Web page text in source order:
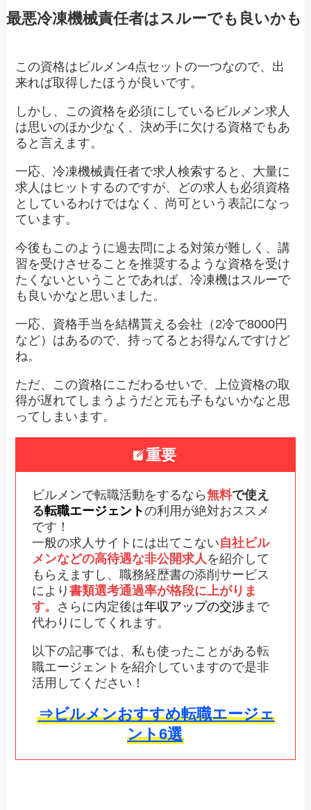
最悪冷凍機械責任者はスルーでも良いかも
この資格はビルメン4点セットの一つなので、出
来れば取得したほうが良いです。
しかし、この資格を必須にしているビルメン求人
は思いのほか少なく、決め手に欠ける資格でもあ
ると言えます。
一応、冷凍機械責任者で求人検索すると、大量に
求人はヒットするのですが、どの求人も必須資格
としているわけではなく、尚可という表記になっ
ています。
今後もこのように過去問による対策が難しく、講
習を受けさせることを推奨するような資格を受け
たくないということであれば、冷凍機はスルーで
も良いかなと思いました。
一応、資格手当を結構貰える会社（2冷で8000円
など）はあるので、持ってるとお得なんですけど
ね。
ただ、この資格にこだわるせいで、上位資格の取
得が遅れてしまうようだと元も子もないかなと思
ってしまいます。
重要
ビルメンで転職活動をするなら無料で使え
る転職エージェントの利用が絶対おススメ
です！
一般の求人サイトには出てこない自社ビル
メンなどの高待遇な非公開求人 を紹介して
もらえますし、職務経歴書の添削サービス
により 書類選考通過率が格段に上がりま
す。
さらに内定後は年収アップの交渉まで
代わりにしてくれます。
以下の記事では、私も使ったことがある転
職エージェントを紹介していますので是非
活用してください！
⇒ビルメンおすすめ転職エージェ
ント6選